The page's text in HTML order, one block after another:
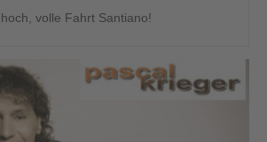
volle Fahrt Santiano!